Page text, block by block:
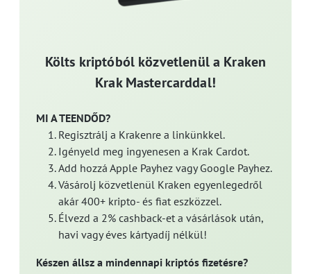
Költs kriptóból közvetlenül a Kraken
Krak Mastercarddal!
MI A TEENDŐD?
Regisztrálj a Krakenre a linkünkkel.
Igényeld meg ingyenesen a Krak Cardot.
Add hozzá Apple Payhez vagy Google Payhez.
Vásárolj közvetlenül Kraken egyenlegedről
akár 400+ kripto- és fiat eszközzel.
Élvezd a 2% cashback-et a vásárlások után,
havi vagy éves kártyadíj nélkül!
Készen állsz a mindennapi kriptós fizetésre?